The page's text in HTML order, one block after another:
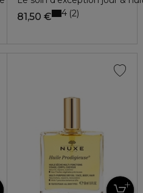
81,50 € 4 2